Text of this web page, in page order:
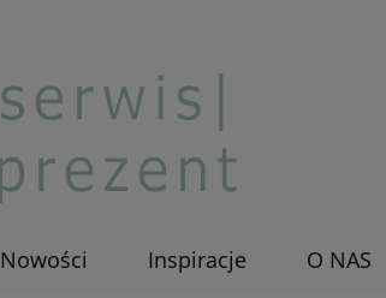
Nowości Inspiracje O NAS